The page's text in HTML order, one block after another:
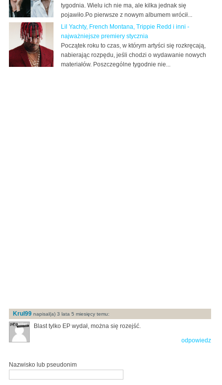
tygodnia. Wielu ich nie ma, ale kilka jednak się
pojawiło.Po pierwsze z nowym albumem wrócił...
Lil Yachty, French Montana, Trippie Redd i inni -
najważniejsze premiery stycznia
Początek roku to czas, w którym artyści się rozkręcają,
nabierając rozpędu, jeśli chodzi o wydawanie nowych
materiałów. Poszczególne tygodnie nie...
Krul99 napisal(a) 3 lata 5 miesięcy temu:
Blast tylko EP wydał, można się rozejść.
odpowiedz
Nazwisko lub pseudonim